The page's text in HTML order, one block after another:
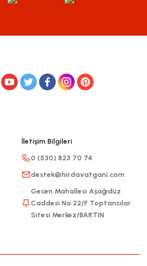
İletişim Bilgileri
0 (530) 823 70 74
destek@hirdavatgani.com
Gecen Mahallesi Aşağıdüz
Caddesi No:22/F Toptancılar
Sitesi Merkez/BARTIN